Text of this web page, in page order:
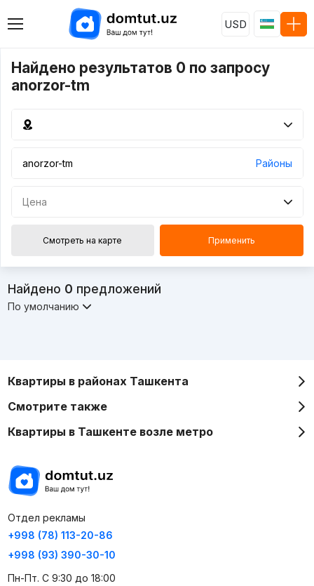
USD
Найдено результатов 0 по запросу
anorzor-tm
Районы
Цена
Смотреть на карте Применить
Найдено 0 предложений
По умолчанию
Квартиры в районах Ташкента
Смотрите также
Квартиры в Ташкенте возле метро
Отдел рекламы
+998 (78) 113-20-86
+998 (93) 390-30-10
Пн-Пт. С 9:30 до 18:00